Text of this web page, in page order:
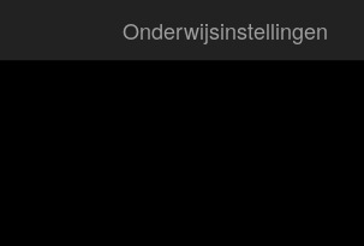
Onderwijsinstellingen